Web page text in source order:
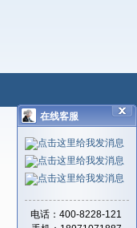
在线客服
电话：400-8228-121